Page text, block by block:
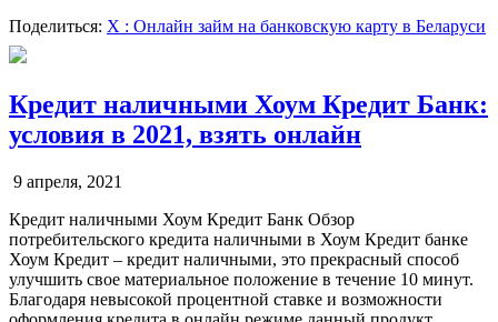
Поделиться: X : Онлайн займ на банковскую карту в Беларуси
Кредит наличными Хоум Кредит Банк:
условия в 2021, взять онлайн
9 апреля, 2021
Кредит наличными Хоум Кредит Банк Обзор
потребительского кредита наличными в Хоум Кредит банке
Хоум Кредит – кредит наличными, это прекрасный способ
улучшить свое материальное положение в течение 10 минут.
Благодаря невысокой процентной ставке и возможности